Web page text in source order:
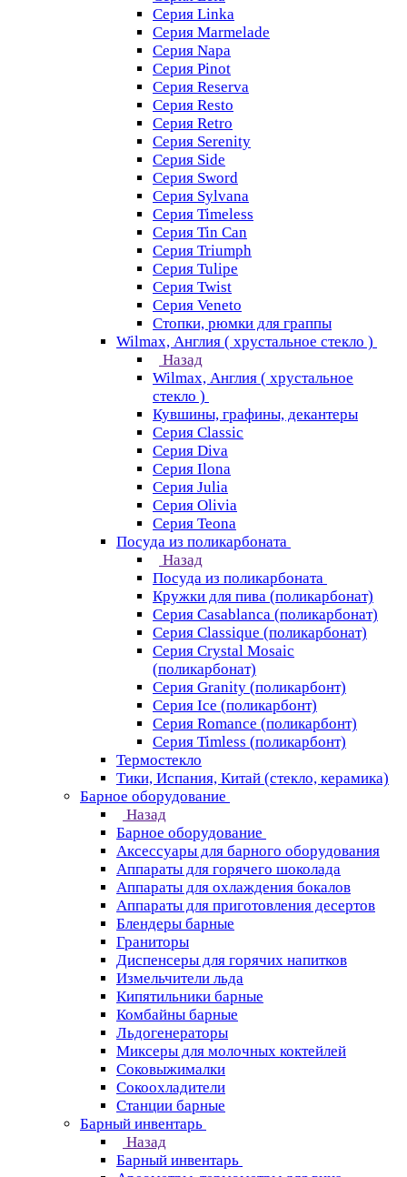
Серия Linka
Серия Marmelade
Серия Napa
Серия Pinot
Серия Reserva
Серия Resto
Серия Retro
Серия Serenity
Серия Side
Серия Sword
Серия Sуlvana
Серия Timeless
Серия Tin Can
Серия Triumph
Серия Tulipe
Серия Twist
Серия Veneto
Стопки, рюмки для граппы
Wilmax, Англия ( хрустальное стекло )
Назад
Wilmax, Англия ( хрустальное
стекло )
Кувшины, графины, декантеры
Серия Classic
Серия Diva
Серия Ilona
Серия Julia
Серия Olivia
Серия Teona
Посуда из поликарбоната
Назад
Посуда из поликарбоната
Кружки для пива (поликарбонат)
Серия Casablanсa (поликарбонат)
Серия Classique (поликарбонат)
Серия Crystal Mosaic
(поликарбонат)
Серия Granity (поликарбонт)
Серия Ice (поликарбонт)
Серия Romance (поликарбонт)
Серия Timless (поликарбонт)
Термостекло
Тики, Испания, Китай (стекло, керамика)
Барное оборудование
Назад
Барное оборудование
Аксессуары для барного оборудования
Аппараты для горячего шоколада
Аппараты для охлаждения бокалов
Аппараты для приготовления десертов
Блендеры барные
Граниторы
Диспенсеры для горячих напитков
Измельчители льда
Кипятильники барные
Комбайны барные
Льдогенераторы
Миксеры для молочных коктейлей
Соковыжималки
Сокоохладители
Станции барные
Барный инвентарь
Назад
Барный инвентарь